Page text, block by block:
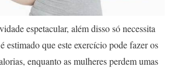
espetacular, além disso só necessita
estimado que este exercício pode fazer os
enquanto as mulheres perdem umas